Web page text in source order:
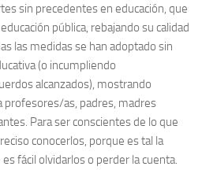
sin precedentes en educación, que
pública, rebajando su calidad
las medidas se han adoptado sin
(o incumpliendo
alcanzados), mostrando
profesores/as, padres, madres
Para ser conscientes de lo que
conocerlos, porque es tal la
fácil olvidarlos o perder la cuenta.